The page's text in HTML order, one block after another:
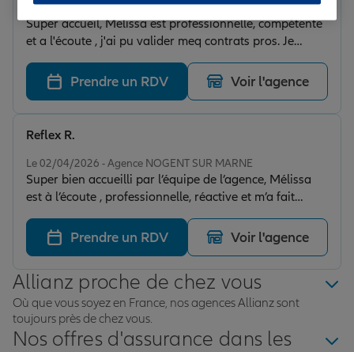
Le 10/04/2026 - Agence NOGENT SUR MARNE
Super accueil, Melissa est professionnelle, compétente
et a l'écoute , j'ai pu valider meq contrats pros. Je
recommande vivement cette nouvelle équipe,
Prendre un RDV Voir l'agence
Le 02/04/2026 - Agence NOGENT SUR MARNE
Super bien accueilli par l’équipe de l’agence, Mélissa
est à l’écoute , professionnelle, réactive et m’a fait
patienter pour signer mes contrats pros, malgré le
soucis de connexion .
Reflex R.
Prendre un RDV Voir l'agence
Allianz proche de chez vous
Où que vous soyez en France, nos agences Allianz sont
toujours près de chez vous.
Nos offres d'assurance dans les